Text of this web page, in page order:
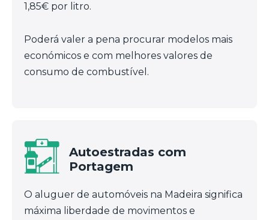
1,85€ por litro.
Poderá valer a pena procurar modelos mais
económicos e com melhores valores de
consumo de combustível.
Autoestradas com
Portagem
O aluguer de automóveis na Madeira significa
máxima liberdade de movimentos e